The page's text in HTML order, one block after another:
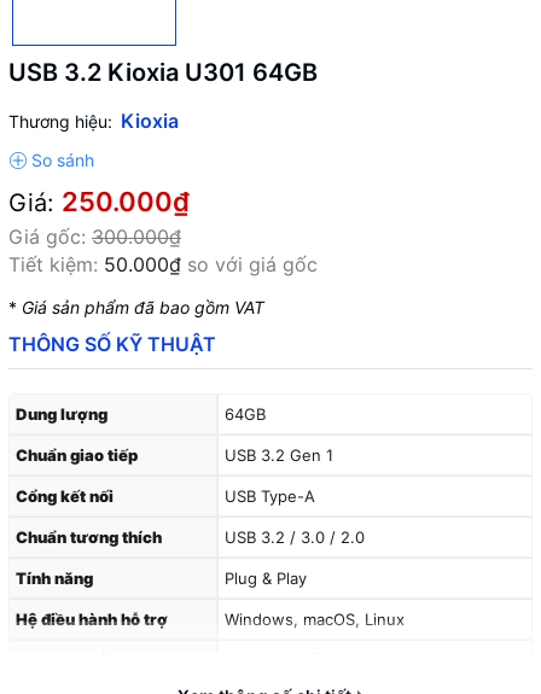
USB 3.2 Kioxia U301 64GB
Thương hiệu: Kioxia
Giá: 250.000₫
Giá gốc: 300.000₫
Tiết kiệm: 50.000₫ so với giá gốc
* Giá sản phẩm đã bao gồm VAT
THÔNG SỐ KỸ THUẬT
Dung lượng 64GB
Chuẩn giao tiếp USB 3.2 Gen 1
Cổng kết nối USB Type-A
Chuẩn tương thích USB 3.2 / 3.0 / 2.0
Tính năng Plug & Play
Hệ điều hành hỗ trợ Windows, macOS, Linux